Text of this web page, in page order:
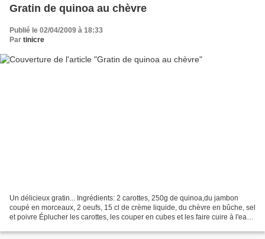
Gratin de quinoa au chèvre
Publié le 02/04/2009 à 18:33
Par tinicre
Un délicieux gratin... Ingrédients: 2 carottes, 250g de quinoa,du jambon
coupé en morceaux, 2 oeufs, 15 cl de crème liquide, du chèvre en bûche, sel
et poivre Éplucher les carottes, les couper en cubes et les faire cuire à l'eau